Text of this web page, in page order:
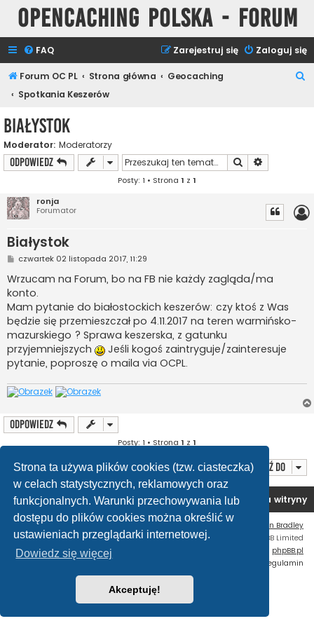
Strona ta używa plików cookies (tzw. ciasteczka)
w celach statystycznych, reklamowych oraz
funkcjonalnych. Warunki przechowywania lub
dostępu do plików cookies można określić w
ustawieniach przeglądarki internetowej.
Dowiedz się więcej
Akceptuję!
Opencaching Polska - Forum
FAQ Zaloguj się
Zarejestruj się
Forum OC PL Strona główna
Geocaching
Spotkania Keszerów
Białystok
Moderator: Moderatorzy
ODPOWIEDZ Szukaj
Posty: 1 • Strona 1 z 1
ronja
Forumator
Białystok
P
s
t
czwartek 02 listopada 2017, 11:29
Wrzucam na Forum, bo na FB nie każdy zagląda/ma
konto.
Mam pytanie do białostockich keszerów: czy ktoś z Was
będzie się przemieszczał po 4.11.2017 na teren warmińsko-
mazurskiego ? Sprawa keszerska, z gatunku
przyjemniejszych
Jeśli kogoś zaintryguje/zainteresuje
pytanie, poproszę o maila via OCPL.
ODPOWIEDZ
Posty: 1 • Strona 1 z 1
Przejdź do
Forum OC PL Strona główna Usuń ciasteczka witryny
Ian Bradley
Technologię dostarczaphpBB® Forum Software © phpBB Limited
phpBB.pl
Regulamin